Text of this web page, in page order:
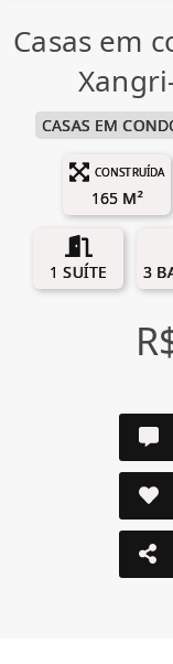
Casas em
CASAS EM
CONSTRUÍDA
165 M²
1 SUÍTE 3